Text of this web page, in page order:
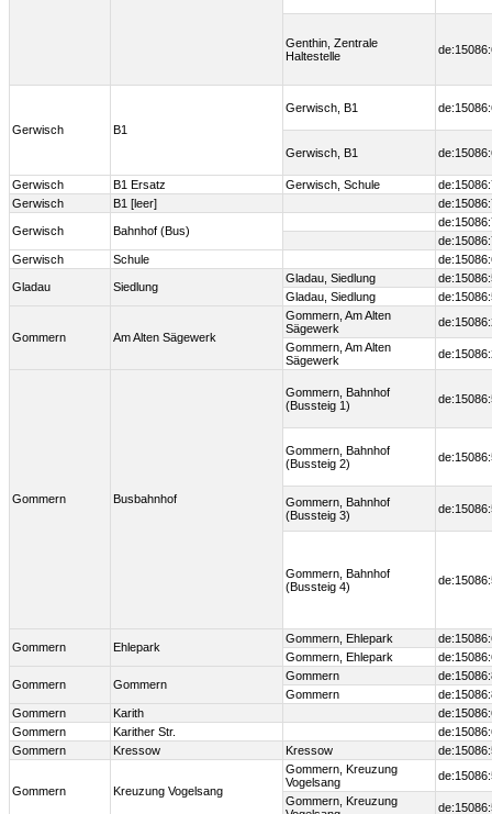
Genthin, Zentrale
Haltestelle
Gerwisch B1
Gerwisch, B1
Gerwisch, B1
Gerwisch B1 Ersatz Gerwisch, Schule
Gerwisch
B1 [leer]
Gerwisch Bahnhof (Bus)
Gerwisch
Schule
Gladau Siedlung
Gladau, Siedlung
Gladau, Siedlung
Gommern Am Alten Sägewerk
Gommern, Am Alten
Sägewerk
Gommern, Am Alten
Sägewerk
Gommern Busbahnhof
Gommern, Bahnhof
(Bussteig 1)
Gommern, Bahnhof
(Bussteig 2)
Gommern, Bahnhof
(Bussteig 3)
Gommern, Bahnhof
(Bussteig 4)
Gommern Ehlepark
Gommern, Ehlepark
Gommern, Ehlepark
Gommern Gommern
Gommern
Gommern
Gommern
Karith
Gommern
Karither Str.
Gommern
Kressow Kressow
Gommern Kreuzung Vogelsang
Gommern, Kreuzung
Vogelsang
Gommern, Kreuzung